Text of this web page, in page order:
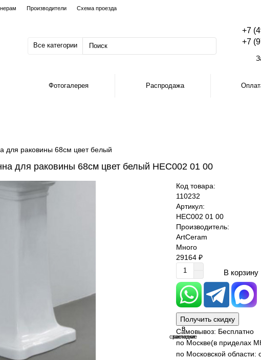
Производители Схема проезда
Все категории
+7
+7
Фотогалерея Распродажа
для раковины 68см цвет белый
для раковины 68см цвет белый HEC002 01 00
Код товара:
110232
Артикул:
HEC002 01 00
Производитель:
ArtCeram
Много
29164 ₽
В корзину
Получить скидку
В
закладки
В
сравнение
Самовывоз: Бесплатно
по Москве(в приделах
по Московской области: